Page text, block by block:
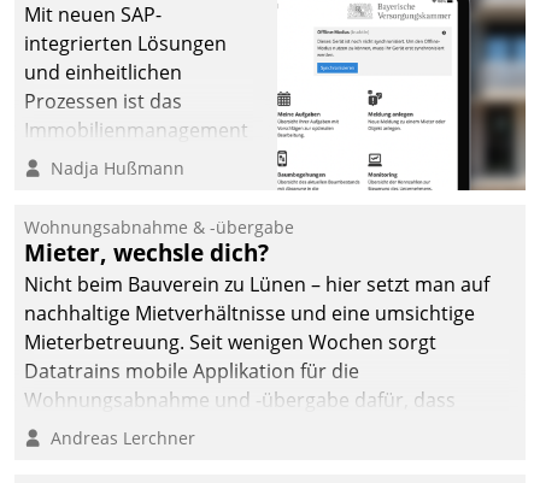
Mit neuen SAP-
integrierten Lösungen
und einheitlichen
Prozessen ist das
Immobilienmanagement
der Bayerischen
Ressort Kapitalanlage für
künftige Aufgaben und
Herausforderungen
gerüstet.
Nadja Hußmann
Wohnungsabnahme & -übergabe
Mieter, wechsle dich?
Nicht beim Bauverein zu Lünen – hier setzt man auf
nachhaltige Mietverhältnisse und eine umsichtige
Mieterbetreuung. Seit wenigen Wochen sorgt
Datatrains mobile Applikation für die
Wohnungsabnahme und -übergabe dafür, dass
Mieter wohlgeordnet kommen und, so es sein muss,
Andreas Lerchner